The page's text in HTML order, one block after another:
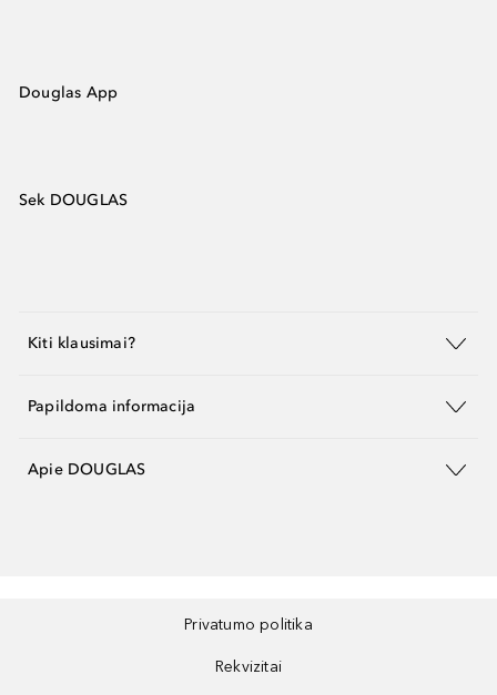
Douglas App
Sek DOUGLAS
Kiti klausimai?
Papildoma informacija
Apie DOUGLAS
Privatumo politika
Rekvizitai